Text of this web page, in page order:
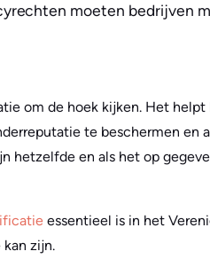
moeten bedrijven
om de hoek kijken. Het
te beschermen en
hetzelfde en als het op
essentieel is in het
zijn.